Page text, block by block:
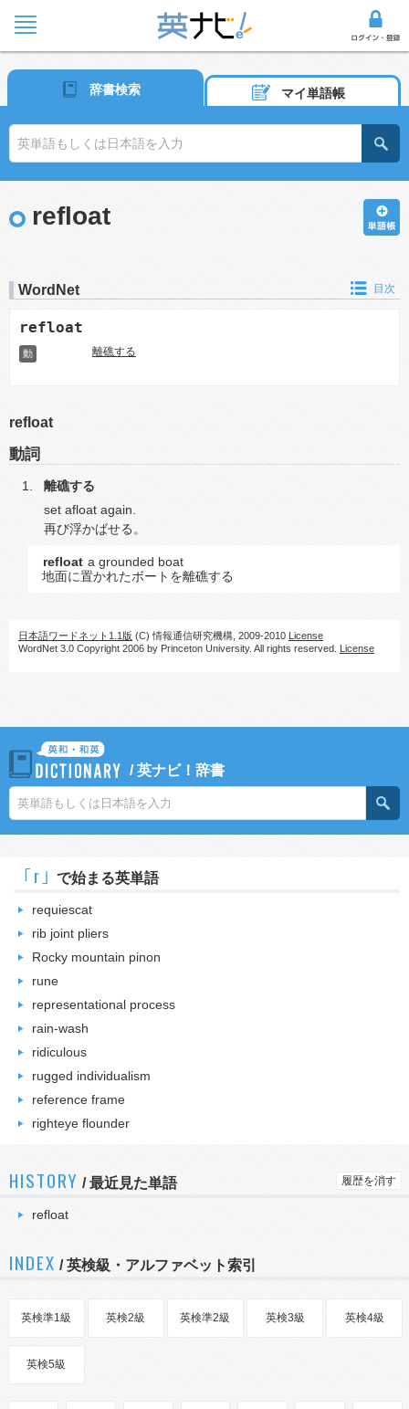
辞書検索 マイ単語帳
refloat
WordNet 目次
refloat
動 離礁する
refloat
動詞
離礁する
set afloat again.
再び浮かばせる。
refloat a grounded boat
地面に置かれたボートを離礁する
日本語ワードネット1.1版 (C) 情報通信研究機構, 2009-2010 License
WordNet 3.0 Copyright 2006 by Princeton University. All rights reserved. License
/英ナビ！辞書
｢r｣ で始まる英単語
requiescat
rib joint pliers
Rocky mountain pinon
rune
representational process
rain-wash
ridiculous
rugged individualism
reference frame
righteye flounder
HISTORY /最近見た単語 履歴を消す
refloat
INDEX / 英検級・アルファベット索引
英検準1級 英検2級 英検準2級 英検3級 英検4級
英検5級